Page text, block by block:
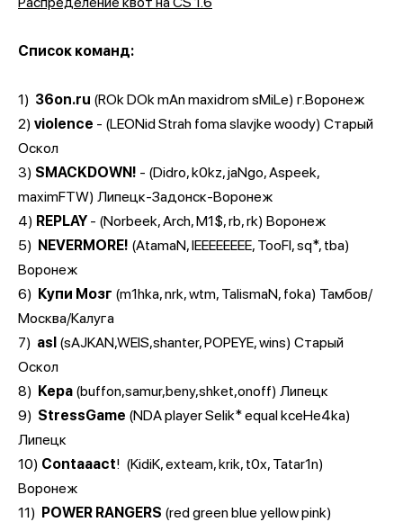
Список команд:
1) 36on.ru (ROk DOk mAn maxidrom sMiLe) г.Воронеж
2) violence - (LEONid Strah foma slavjke woody) Старый
Оскол
3) SMACKDOWN! - (Didro, k0kz, jaNgo, Aspeek,
maximFTW) Липецк-Задонск-Воронеж
4) REPLAY - (Norbeek, Arch, M1$, rb, rk) Воронеж
5) NEVERMORE! (AtamaN, lEEEEEEEE, TooFI, sq*, tba)
Воронеж
6) Купи Мозг (m1hka, nrk, wtm, TalismaN, foka) Тамбов/
Москва/Калуга
7) asl (sAJKAN,WEIS,shanter, POPEYE, wins) Старый
Оскол
8) Kepa (buffon,samur,beny,shket,onoff) Липецк
9) StressGame (NDA player Selik* equal kceHe4ka)
Липецк
10) Contaaact! (KidiK, exteam, krik, t0x, Tatar1n)
Воронеж
11) POWER RANGERS (red green blue yellow pink)